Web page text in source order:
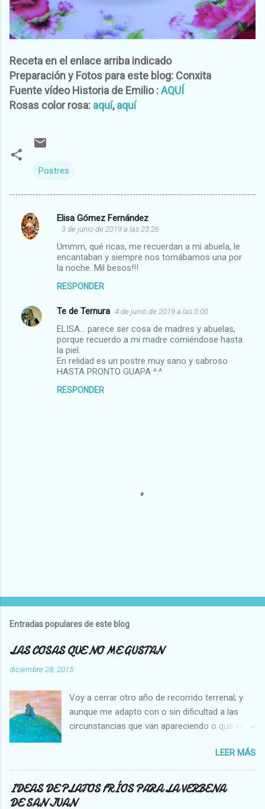
Receta en el enlace arriba indicado
Preparación y Fotos para este blog: Conxita
Fuente vídeo Historia de Emilio :AQUÍ
Rosas color rosa: aquí,aquí
Postres
C
o
t
a
Elisa Gómez Fernández
3 de junio de 2019 a las 23:26
Ummm, qué ricas, me recuerdan a mi abuela, le
encantaban y siempre nos tomábamos una por
la noche. Mil besos!!!
RESPONDER
Te de Ternura 4 de junio de 2019 a las 0:00
ELISA... parece ser cosa de madres y abuelas,
porque recuerdo a mi madre comiéndose hasta
la piel.
En relidad es un postre muy sano y sabroso
HASTA PRONTO GUAPA ^:^
RESPONDER
l
c
a
r
n
c
o
m
e
n
i
o
Entradas populares de este blog
LAS COSAS QUE NO ME GUSTAN
diciembre 28, 2015
Voy a cerrar otro año de recorrido terrenal; y
aunque me adapto con o sin dificultad a las
circunstancias que van apareciendo o que voy
es decir que para mi son inamovibles, y os voy
a contar cuales son: NO ME GUSTA VER A UNA
MOSCA O UNA ABEJA DENTRO DE MI CASA, Y
NO SOPORTO MATARLAS. NO ME GUSTA QUE
LEER MÁS
IDEAS DE PLATOS FRÍOS PARA LA VERBENA
DE SAN JUAN